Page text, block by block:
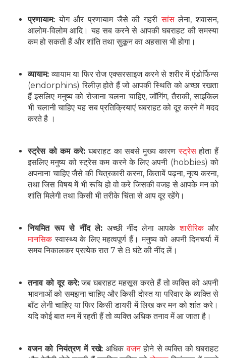
प्रणायाम: योग और प्रणायाम जैसे की गहरीसांसलेना, शवासन,
आलोम-विलोम आदि। यह सब करने से आपकी घबराहट की समस्या
कम हो सकती हैं और शांति तथा सुकून का अहसास भी होगा।
व्यायाम: व्यायाम या फिर रोज एक्सरसाइज करने से शरीर में एंडोर्फिन्स
(endorphins) रिलीज़ होते हैं जो आपकी स्थिति को अच्छा रखता
हैं इसलिए मनुष्य को रोजाना चलना चाहिए, जॉगिंग, तैराकी, साइकिल
भी चलानी चाहिए यह सब प्रतिक्रियाएं घबराहट को दूर करने में मदद
करते है ।
स्ट्रेस को कम करे: घबराहट का सबसे मुख्य कारणस्ट्रेसहोता हैं
इसलिए मनुष्य को स्ट्रेस कम करने के लिए अपनी (hobbies) को
अपनाना चाहिए जैसे की चित्रकारी करना, किताबें पढ़ना, नृत्य करना,
तथा जिस विषय में भी रूचि हो वो करे जिसकी वजह से आपके मन को
शांति मिलेगी तथा किसी भी तरीके चिंता से आप दूर रहेंगे।
नियमित रूप से नींद ले: अच्छी नींद लेना आपकेशारीरिकऔर
मानसिकस्वास्थ्य के लिए महत्वपूर्ण हैं। मनुष्य को अपनी दिनचर्या में
समय निकालकर प्रत्येक रात 7 से 8 घंटे की नींद लें।
तनाव को दूर करे:जब घबराहट महसूस करते हैं तो व्यक्ति को अपनी
भावनाओं को समझना चाहिए और किसी दोस्त या परिवार के व्यक्ति से
बाँट लेनी चाहिए या फिर किसी डायरी में लिख कर मन को शांत करे।
यदि कोई बात मन में रहती हैं तो व्यक्ति अधिक तनाव में आ जाता है।
वजन को नियंत्रण में रखे:अधिकवजनहोने से व्यक्ति को घबराहट